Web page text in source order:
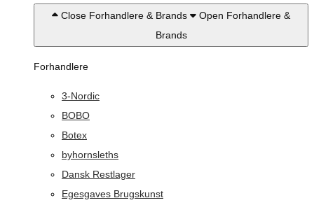
Close Forhandlere & Brands
Open Forhandlere &
Brands
Forhandlere
3-Nordic
BOBO
Botex
byhornsleths
Dansk Restlager
Egesgaves Brugskunst